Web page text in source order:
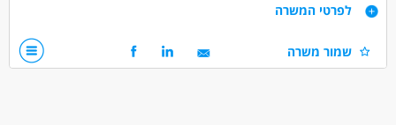
דרישות
לפרטי המשרה
שמור משרה